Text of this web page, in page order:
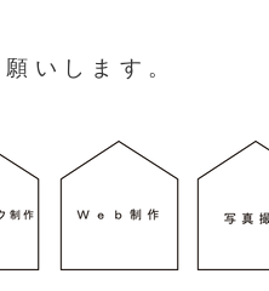
いします。